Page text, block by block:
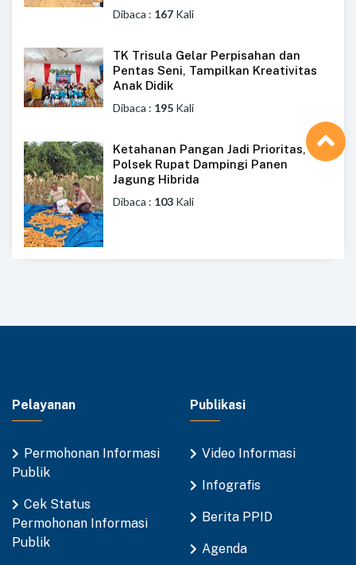
Dibaca : 167 Kali
TK Trisula Gelar Perpisahan dan
Pentas Seni, Tampilkan Kreativitas
Anak Didik
Dibaca : 195 Kali
Ketahanan Pangan Jadi Prioritas,
Polsek Rupat Dampingi Panen
Jagung Hibrida
Dibaca : 103 Kali
Pelayanan
Permohonan Informasi
Publik
Cek Status
Permohonan Informasi
Publik
Publikasi
Video Informasi
Infografis
Berita PPID
Agenda